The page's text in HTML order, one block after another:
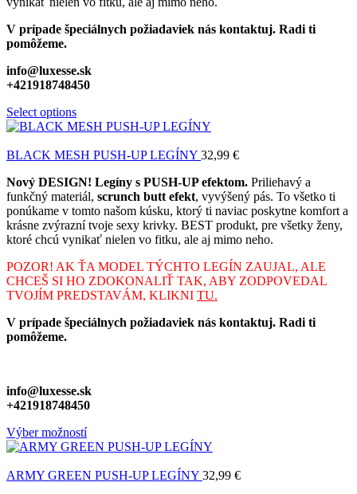
V prípade špeciálnych požiadaviek nás kontaktuj. Radi ti
pomôžeme.
info@luxesse.sk
+421918748450
Select options
BLACK MESH PUSH-UP LEGÍNY 32,99 €
Nový DESIGN! Legíny s PUSH-UP efektom. Priliehavý a
funkčný materiál, scrunch butt efekt, vyvýšený pás. To všetko ti
ponúkame v tomto našom kúsku, ktorý ti naviac poskytne komfort a
krásne zvýrazní tvoje sexy krivky. BEST produkt, pre všetky ženy,
ktoré chcú vynikať nielen vo fitku, ale aj mimo neho.
POZOR! AK ŤA MODEL TÝCHTO LEGÍN ZAUJAL, ALE
CHCEŠ SI HO ZDOKONALIŤ TAK, ABY ZODPOVEDAL
TVOJÍM PREDSTAVÁM, KLIKNI TU.
V prípade špeciálnych požiadaviek nás kontaktuj. Radi ti
pomôžeme.
info@luxesse.sk
+421918748450
Výber možností
ARMY GREEN PUSH-UP LEGÍNY 32,99 €